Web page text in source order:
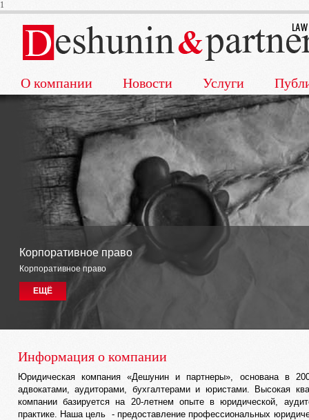
1
О компании Новости Услуги
Корпоративное право
Корпоративное право
ЕЩЁ
Информация о компании
Юридическая компания «Дешунин и партнеры», основана в
адвокатами, аудиторами, бухгалтерами и юристами. Высокая
компании базируется на 20-летнем опыте в юридической,
практике. Наша цель - предоставление профессиональных